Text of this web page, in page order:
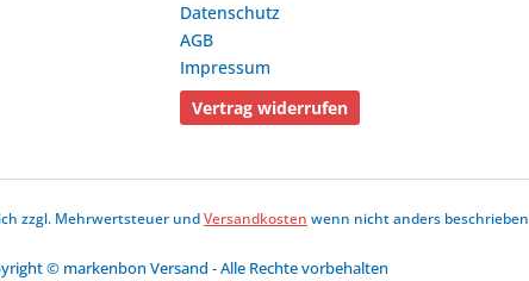
Datenschutz
AGB
Impressum
Vertrag widerrufen
zzgl. Mehrwertsteuer undVersandkosten wenn nicht anders beschrieben
© markenbon Versand - Alle Rechte vorbehalten